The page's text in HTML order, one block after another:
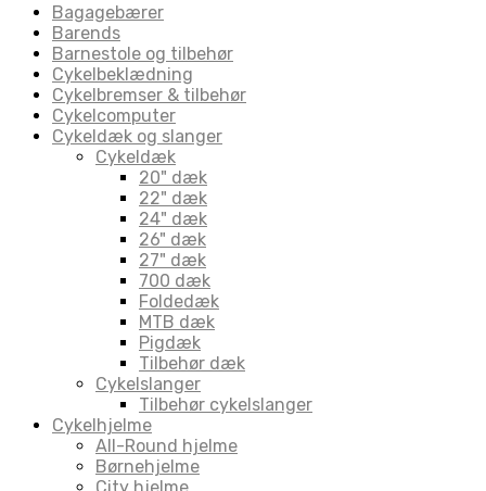
Bagagebærer
Barends
Barnestole og tilbehør
Cykelbeklædning
Cykelbremser & tilbehør
Cykelcomputer
Cykeldæk og slanger
Cykeldæk
20" dæk
22" dæk
24" dæk
26" dæk
27" dæk
700 dæk
Foldedæk
MTB dæk
Pigdæk
Tilbehør dæk
Cykelslanger
Tilbehør cykelslanger
Cykelhjelme
All-Round hjelme
Børnehjelme
City hjelme